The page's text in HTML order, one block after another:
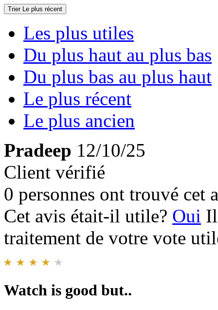
Trier Le plus récent
Les plus utiles
Du plus haut au plus bas
Du plus bas au plus haut
Le plus récent
Le plus ancien
Pradeep 12/10/25
Client vérifié
0 personnes ont trouvé cet
Cet avis était-il utile? Oui
traitement de votre vote
Watch is good but..